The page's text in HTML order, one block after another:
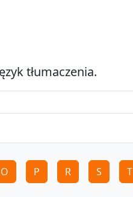
tłumaczenia.
O P R S T